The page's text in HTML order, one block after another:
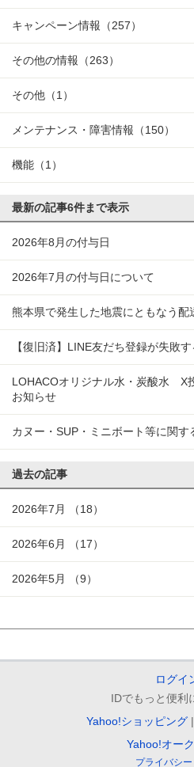
キャンペーン情報 （257）
その他の情報 （263）
その他 （1）
メンテナンス・障害情報 （150）
機能 （1）
最新の記事6件まで表示
2026年8月の付与日
2026年7月の付与日について
熊本県で発生した地震にともなう配
【復旧済】LINE友だち登録が失敗
LOHACOオリジナル水・炭酸水
お知らせ
カヌー・SUP・ミニボート等に関す
過去の記事
2026年7月 （18）
2026年6月 （17）
2026年5月 （9）
ログイ
IDでもっと便利
Yahoo!ショッピング
Yahoo!オー
プライバシー